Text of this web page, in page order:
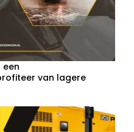
een
van lagere